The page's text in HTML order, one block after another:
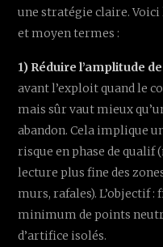
une stratégie claire. Voici
et moyen termes :
1) Réduire l’amplitude
avant l’exploit quand le
mais sûr vaut mieux
abandon. Cela implique
risque en phase de qualif
lecture plus fine des
murs, rafales). L’objectif
minimum de points
d’artifice isolés.